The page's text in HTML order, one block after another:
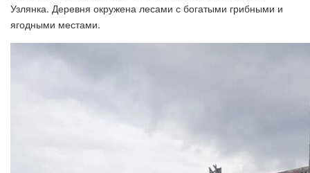
Узлянка. Деревня окружена лесами с богатыми грибными и
ягодными местами.